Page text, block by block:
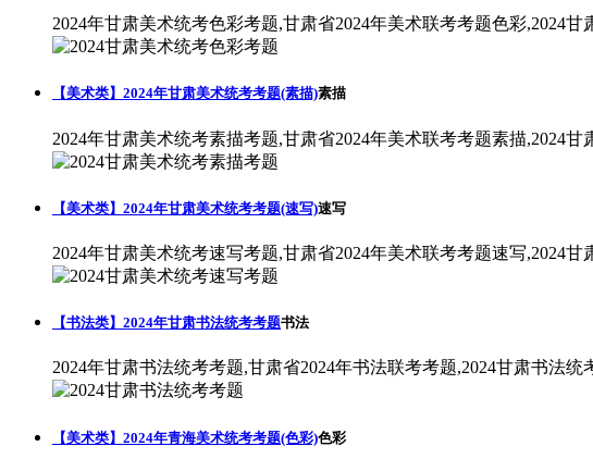
2024年甘肃美术统考色彩考题,甘肃省2024年美术联考考题色彩,2024甘
【美术类】2024年甘肃美术统考考题(素描)素描
2024年甘肃美术统考素描考题,甘肃省2024年美术联考考题素描,2024甘
【美术类】2024年甘肃美术统考考题(速写)速写
2024年甘肃美术统考速写考题,甘肃省2024年美术联考考题速写,2024甘
【书法类】2024年甘肃书法统考考题书法
2024年甘肃书法统考考题,甘肃省2024年书法联考考题,2024甘肃书法统
【美术类】2024年青海美术统考考题(色彩)色彩